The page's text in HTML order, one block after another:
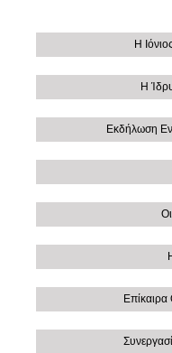
Η
Η
Εκδήλωση
Επίκαιρα